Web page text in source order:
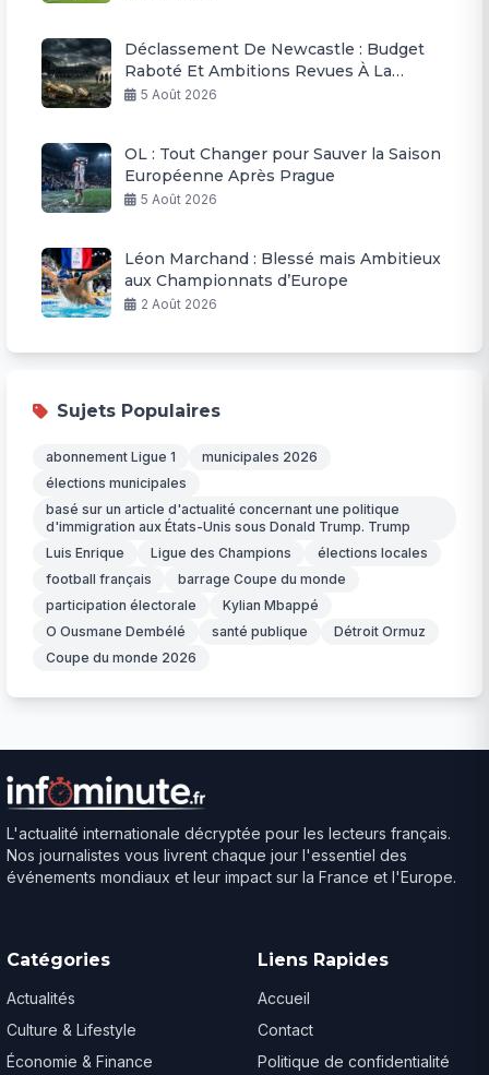
Déclassement De Newcastle : Budget
Raboté Et Ambitions Revues À La
Baisse
5 Août 2026
OL : Tout Changer pour Sauver la Saison
Européenne Après Prague
5 Août 2026
Léon Marchand : Blessé mais Ambitieux
aux Championnats d’Europe
2 Août 2026
Sujets Populaires
abonnement Ligue 1
municipales 2026
élections municipales
basé sur un article d'actualité concernant une politique
d'immigration aux États-Unis sous Donald Trump. Trump
Luis Enrique
Ligue des Champions
élections locales
football français
barrage Coupe du monde
participation électorale
Kylian Mbappé
O Ousmane Dembélé
santé publique
Détroit Ormuz
Coupe du monde 2026
L'actualité internationale décryptée pour les lecteurs français.
Nos journalistes vous livrent chaque jour l'essentiel des
événements mondiaux et leur impact sur la France et l'Europe.
Catégories
Actualités
Culture & Lifestyle
Économie & Finance
Liens Rapides
Accueil
Contact
Politique de confidentialité